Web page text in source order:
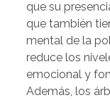
que su
que también
mental de la
reduce los
emocional y
Además, los